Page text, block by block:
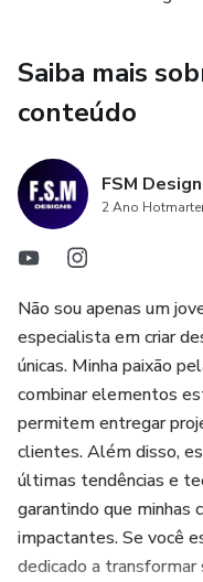
Saiba mais
conteúdo
FSM
2 Ano
Não sou apenas um
especialista em criar
únicas. Minha paixão
combinar elementos
permitem entregar
clientes. Além disso,
últimas tendências e
garantindo que minhas
impactantes. Se você
dedicado a transformar